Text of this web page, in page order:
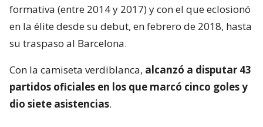
formativa (entre 2014 y 2017) y con el que eclosionó
en la élite desde su debut, en febrero de 2018, hasta
su traspaso al Barcelona.
Con la camiseta verdiblanca, alcanzó a disputar 43
partidos oficiales en los que marcó cinco goles y
dio siete asistencias.